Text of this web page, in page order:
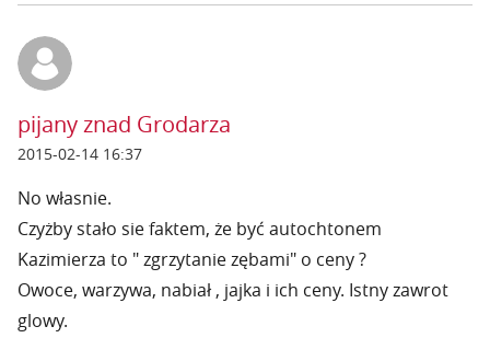
pijany znad Grodarza
2015-02-14 16:37
No własnie.
Czyżby stało sie faktem, że być autochtonem
Kazimierza to " zgrzytanie zębami" o ceny ?
Owoce, warzywa, nabiał , jajka i ich ceny. Istny zawrot
glowy.